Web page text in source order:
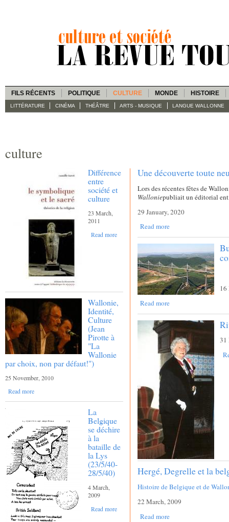
FILS RÉCENTS POLITIQUE CULTURE MONDE HISTOIRE
LITTÉRATURE CINÉMA THÉÂTRE ARTS - MUSIQUE LANGUE WALLONNE
culture
Différence
entre
société et
culture
23 March,
2011
Read more
Wallonie,
Identité,
Culture
(Jean
Pirotte à
"La
Wallonie
par choix, non par défaut!")
25 November, 2010
Read more
La
Belgique
se déchire
à la
bataille de
la Lys
(23/5/40-
28/5/40)
4 March,
2009
Read more
Une découverte toute
Lors des récentes fêtes de
Walloniepubliait un éditorial
29 January, 2020
Read more
Read more
31
Hergé, Degrelle et la
Histoire de Belgique et de
22 March, 2009
Read more